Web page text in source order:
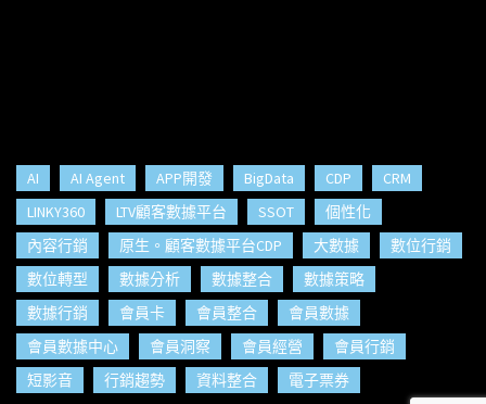
AI AI Agent APP開發 BigData CDP
CRM
LINKY360
LTV顧客數據平台 SSOT
個性化
內容行銷
原生。顧客數據平台CDP 大數據
數位行銷
數位轉型
數據分析 數據整合
數據策略
數據行銷
會員卡 會員整合
會員數據
會員數據中心
會員洞察 會員經營
會員行銷
短影音
行銷趨勢 資料整合 電子票券